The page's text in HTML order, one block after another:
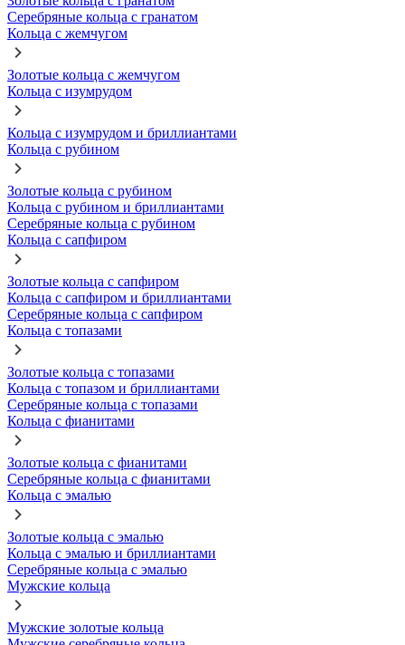
Серебряные кольца с гранатом
Кольца с жемчугом
Золотые кольца с жемчугом
Кольца с изумрудом
Кольца с изумрудом и бриллиантами
Кольца с рубином
Золотые кольца с рубином
Кольца с рубином и бриллиантами
Серебряные кольца с рубином
Кольца с сапфиром
Золотые кольца с сапфиром
Кольца с сапфиром и бриллиантами
Серебряные кольца с сапфиром
Кольца с топазами
Золотые кольца с топазами
Кольца с топазом и бриллиантами
Серебряные кольца с топазами
Кольца с фианитами
Золотые кольца с фианитами
Серебряные кольца с фианитами
Кольца с эмалью
Золотые кольца с эмалью
Кольца с эмалью и бриллиантами
Серебряные кольца с эмалью
Мужские кольца
Мужские золотые кольца